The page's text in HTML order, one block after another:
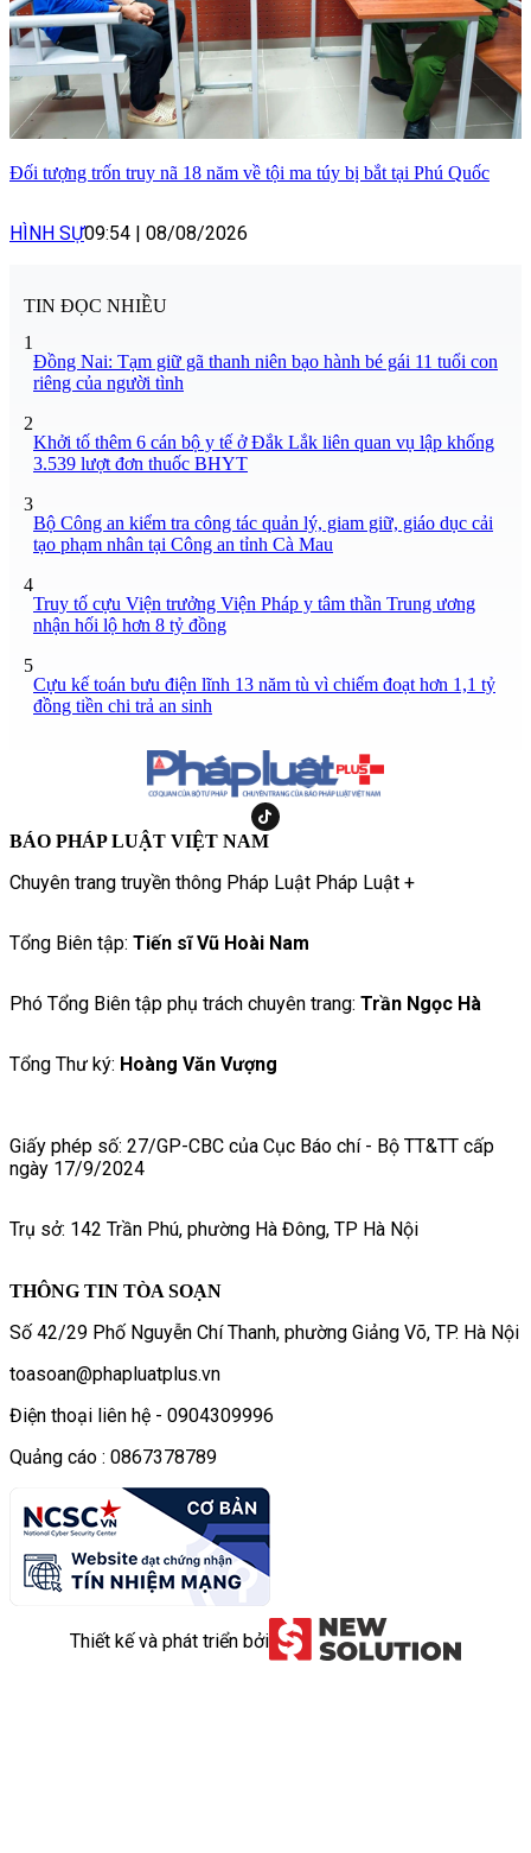
Đối tượng trốn truy nã 18 năm về tội ma túy bị bắt tại Phú Quốc
HÌNH SỰ09:54 08/08/2026
TIN ĐỌC NHIỀU
1
Đồng Nai: Tạm giữ gã thanh niên bạo hành bé gái 11 tuổi con
riêng của người tình
2
Khởi tố thêm 6 cán bộ y tế ở Đắk Lắk liên quan vụ lập khống
3.539 lượt đơn thuốc BHYT
3
Bộ Công an kiểm tra công tác quản lý, giam giữ, giáo dục cải
tạo phạm nhân tại Công an tỉnh Cà Mau
4
Truy tố cựu Viện trưởng Viện Pháp y tâm thần Trung ương
nhận hối lộ hơn 8 tỷ đồng
5
Cựu kế toán bưu điện lĩnh 13 năm tù vì chiếm đoạt hơn 1,1 tỷ
đồng tiền chi trả an sinh
BÁO PHÁP LUẬT VIỆT NAM
Chuyên trang truyền thông Pháp Luật Pháp Luật +
Tổng Biên tập: Tiến sĩ Vũ Hoài Nam
Phó Tổng Biên tập phụ trách chuyên trang: Trần Ngọc Hà
Tổng Thư ký: Hoàng Văn Vượng
Giấy phép số: 27/GP-CBC của Cục Báo chí - Bộ TT&TT cấp
ngày 17/9/2024
Trụ sở: 142 Trần Phú, phường Hà Đông, TP Hà Nội
THÔNG TIN TÒA SOẠN
Số 42/29 Phố Nguyễn Chí Thanh, phường Giảng Võ, TP. Hà Nội
toasoan@phapluatplus.vn
Điện thoại liên hệ - 0904309996
Quảng cáo : 0867378789
Thiết kế và phát triển bởi